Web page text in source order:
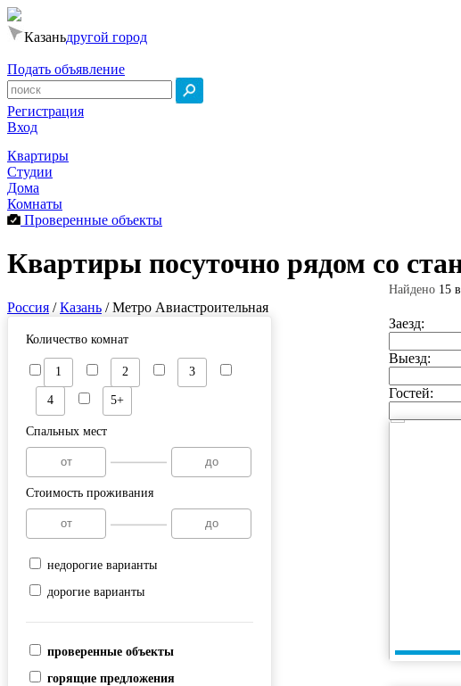
Казаньдругой город
Подать объявление
Регистрация
Вход
Квартиры
Студии
Дома
Комнаты
Проверенные объекты
Квартиры посуточно рядом со
Россия /Казань /Метро Авиастроительная
Заезд:
Выезд:
Гостей:
Найдено 15
Количество комнат
1 2 3
4 5+
Спальных мест
Стоимость проживания
недорогие варианты
дорогие варианты
проверенные объекты
горящие предложения